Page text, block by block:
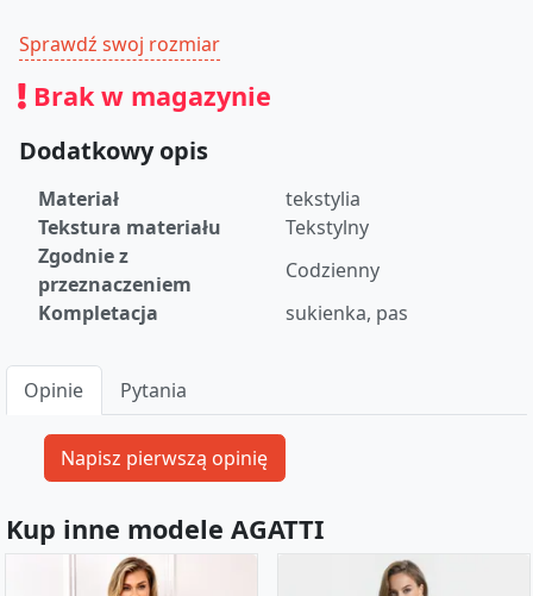
Sprawdź swoj rozmiar
Brak w magazynie
Dodatkowy opis
Materiał
tekstylia
Tekstura materiału
Tekstylny
Zgodnie z
przeznaczeniem
Codzienny
Kompletacja
sukienka, pas
Opinie Pytania
Kup inne modele AGATTI